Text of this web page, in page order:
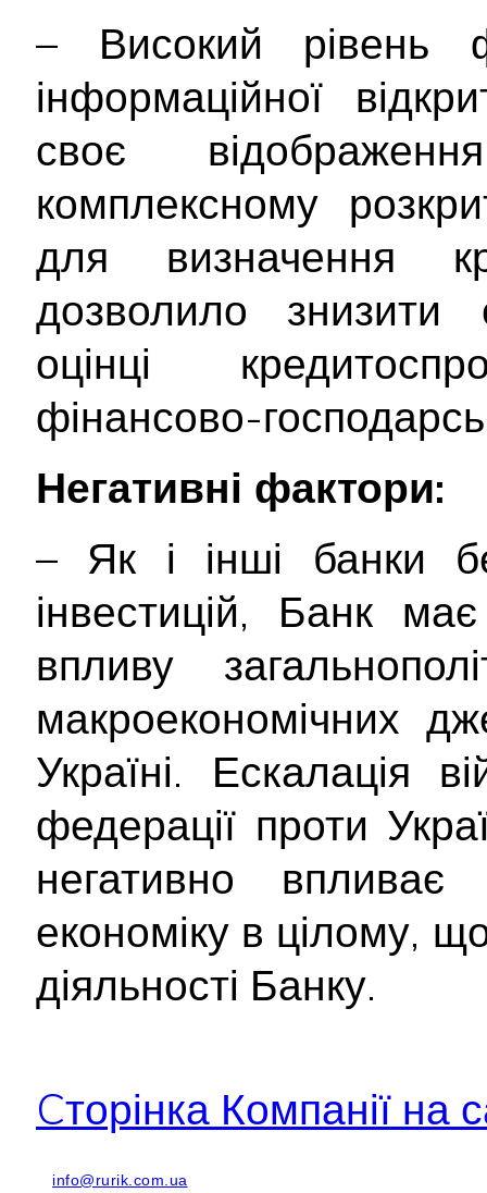
– Високий рівень
інформаційної
своє
комплексному
для визначення
дозволило знизити
оцінці
фінансово-
Негативні фактори:
– Як і інші банки
інвестицій, Банк
впливу
макроекономічних
Україні. Ескалація
федерації проти
негативно
економіку в цілому,
діяльності Банку.
Cторінка Компанії на
info@rurik.com.ua